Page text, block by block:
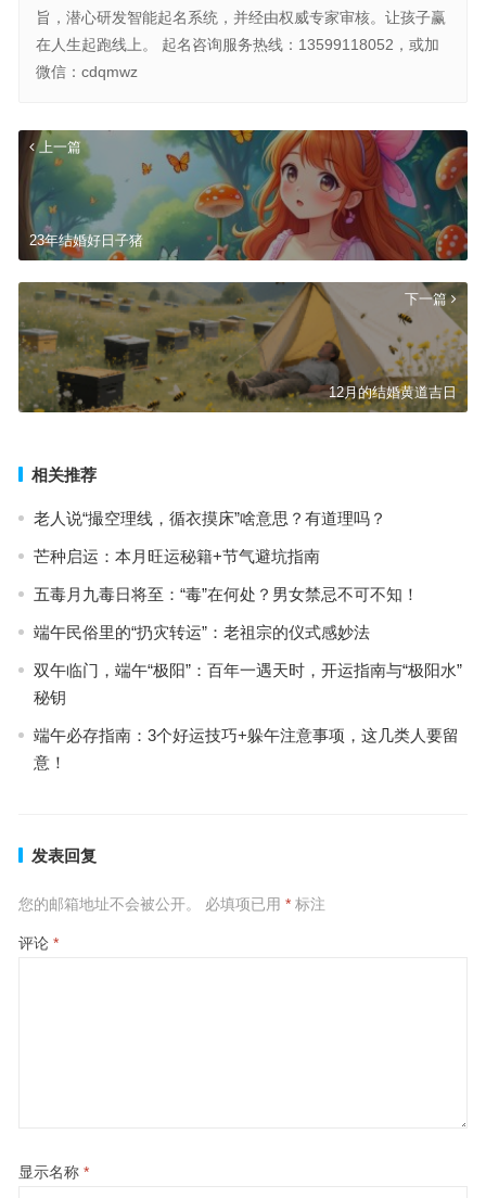
旨，潜心研发智能起名系统，并经由权威专家审核。让孩子赢
在人生起跑线上。 起名咨询服务热线：13599118052，或加
微信：cdqmwz
上一篇
23年结婚好日子猪
下一篇
12月的结婚黄道吉日
相关推荐
老人说“撮空理线，循衣摸床”啥意思？有道理吗？
芒种启运：本月旺运秘籍+节气避坑指南
五毒月九毒日将至：“毒”在何处？男女禁忌不可不知！
端午民俗里的“扔灾转运”：老祖宗的仪式感妙法
双午临门，端午“极阳”：百年一遇天时，开运指南与“极阳水”
秘钥
端午必存指南：3个好运技巧+躲午注意事项，这几类人要留
意！
发表回复
您的邮箱地址不会被公开。 必填项已用 *标注
评论 *
显示名称 *